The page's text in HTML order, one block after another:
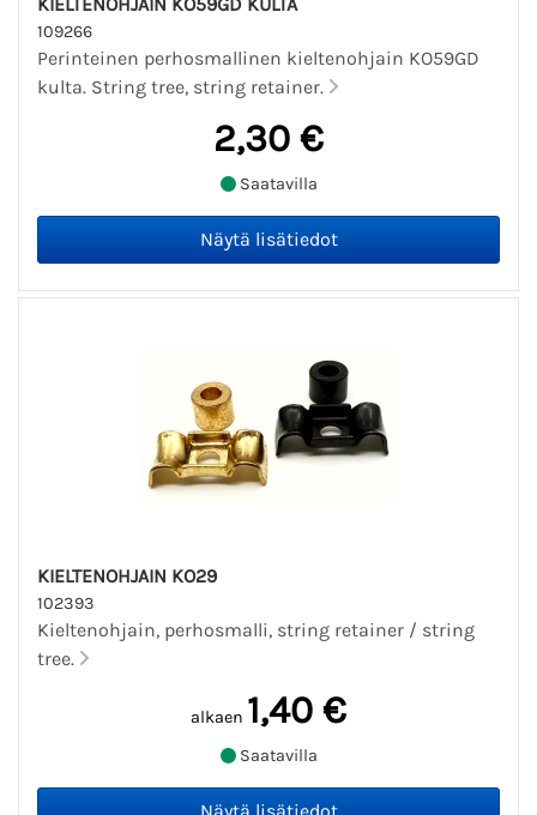
KIELTENOHJAIN KO59GD KULTA
109266
Perinteinen perhosmallinen kieltenohjain KO59GD
kulta. String tree, string retainer.
2,30 €
Saatavilla
KIELTENOHJAIN KO29
102393
Kieltenohjain, perhosmalli, string retainer / string
tree.
alkaen 1,40 €
Saatavilla